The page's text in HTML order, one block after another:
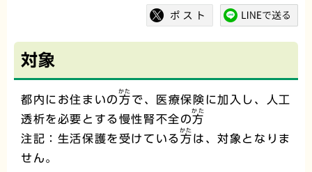
対象
都内にお住まいの方
かた
で、医療保険に加入し、人工
透析を必要とする慢性腎不全の方
かた
注記：生活保護を受けている 方
かた
は、対象となりま
せん。